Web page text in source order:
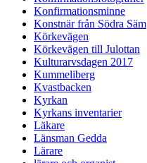
Konfirmationsminne
Konstnär från Södra Säm
Körkevägen
Körkevägen till Julottan
Kulturarvsdagen 2017
Kummeliberg
Kvastbacken
Kyrkan
Kyrkans inventarier
Läkare
Länsman Gedda
Lärare